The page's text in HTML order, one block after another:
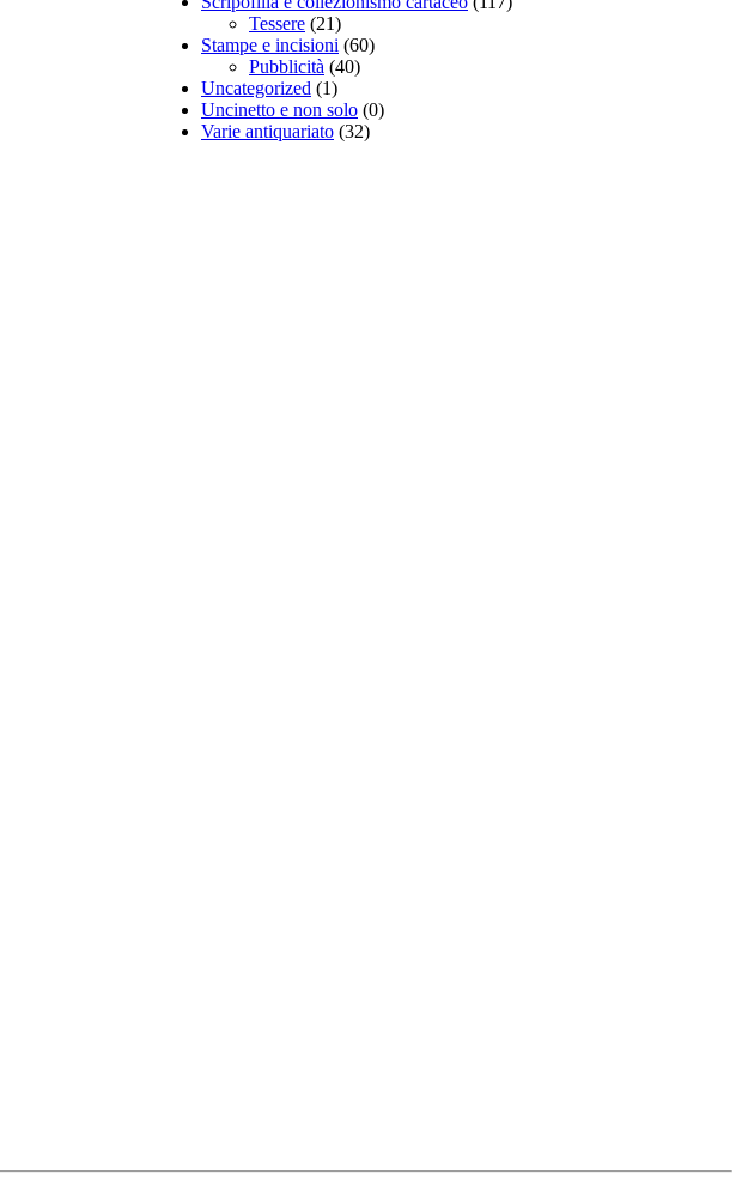
Tessere (21)
Stampe e incisioni (60)
Pubblicità (40)
Uncategorized (1)
Uncinetto e non solo (0)
Varie antiquariato (32)